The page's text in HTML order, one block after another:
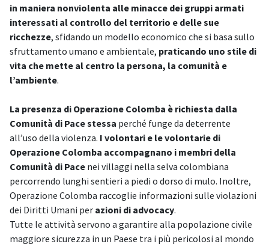
in maniera nonviolenta alle minacce dei gruppi armati
interessati al controllo del territorio e delle sue
ricchezze, sfidando un modello economico che si basa sullo
sfruttamento umano e ambientale, praticando uno stile di
vita che mette al centro la persona, la comunità e
l’ambiente.
La presenza di Operazione Colomba è richiesta dalla
Comunità di Pace stessa perché funge da deterrente
all’uso della violenza. I volontari e le volontarie di
Operazione Colomba accompagnano i membri della
Comunità di Pace nei villaggi nella selva colombiana
percorrendo lunghi sentieri a piedi o dorso di mulo. Inoltre,
Operazione Colomba raccoglie informazioni sulle violazioni
dei Diritti Umani per azioni di advocacy.
Tutte le attività servono a garantire alla popolazione civile
maggiore sicurezza in un Paese tra i più pericolosi al mondo